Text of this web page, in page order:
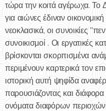
τώρα την κοιτά αγέρωχα. Το
για αιώνες έδιναν
νεοκλασικά, οι συνοικίες
συνοικισμοί . Οι εργατικές
βρίσκονται σκορπισμένα
περιμένουν καρτερικά τον
ιστορική αυτή ψηφίδα
παρουσιάζοντας και διάφορα
ονόματα διαφόρων περιοχών.